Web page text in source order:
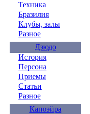
Техника
Бразилия
Клубы, залы
Разное
Дзюдо
История
Персона
Приемы
Статьи
Разное
Капоэйра